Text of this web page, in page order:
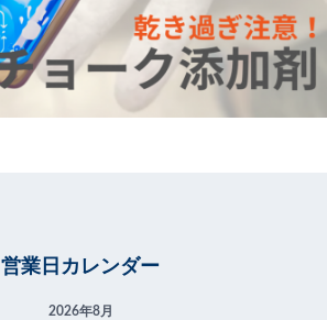
営業日カレンダー
2026年8月